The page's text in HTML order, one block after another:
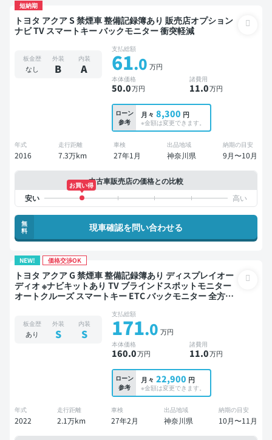
短納期
トヨタ アクア S 禁煙車 整備記録簿あり 販売店オプション
ナビ TV スマートキー バックモニター 衝突軽減
板金歴
なし
外装
B
内装
A
支払総額
61.0 万円
本体価格
50.0万円
諸費用
11.0万円
ローン
参考
月々 8,300 円
※金額は変更できます。
年式
2016
走行距離
7.3万km
車検
27年1月
出品地域
神奈川県
納期の目安
9月〜10月
中古車販売店の価格との比較
お買い得
無
料
現車確認を問い合わせる
NEW! 価格交渉OK
トヨタ アクア G 禁煙車 整備記録簿あり ディスプレイオー
ディオ ※ナビキットあり TV ブラインドスポットモニター
オートクルーズ スマートキー ETC バックモニター 全方位
板金歴
あり
外装
S
内装
S
支払総額
171.0 万円
本体価格
160.0万円
諸費用
11.0万円
ローン
参考
月々 22,900 円
※金額は変更できます。
年式
2022
走行距離
2.1万km
車検
27年2月
出品地域
神奈川県
納期の目安
10月〜11月